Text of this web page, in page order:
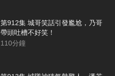
第912集 城哥笑話引發尷尬，乃哥
帶頭吐槽不好笑！
110分鐘